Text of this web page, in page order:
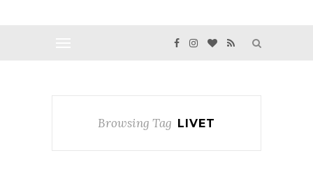
Browsing Tag LIVET